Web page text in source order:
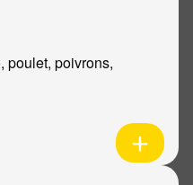
poulet, poivrons,